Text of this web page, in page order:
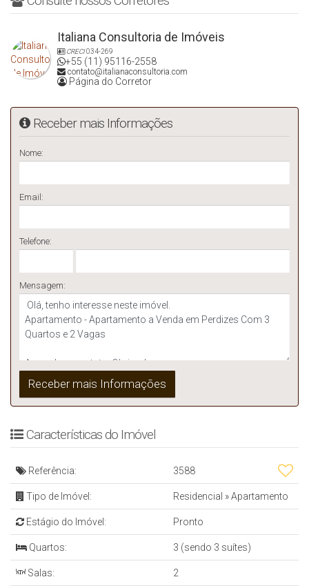
Italiana Consultoria de Imóveis
CRECI034-269
+55 (11) 95116-2558
contato@italianaconsultoria.com
Página do Corretor
Receber mais Informações
Nome:
Email:
Telefone:
Mensagem:
Características do Imóvel
Referência: 3588
Tipo de Imóvel: Residencial »Apartamento
Estágio do Imóvel: Pronto
Quartos: 3 (sendo 3 suítes)
Salas: 2